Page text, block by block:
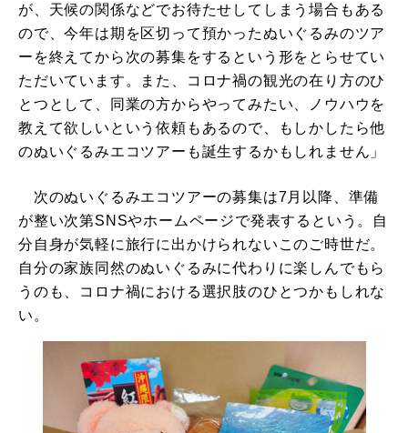
が、天候の関係などでお待たせしてしまう場合もある
ので、今年は期を区切って預かったぬいぐるみのツア
ーを終えてから次の募集をするという形をとらせてい
ただいています。また、コロナ禍の観光の在り方のひ
とつとして、同業の方からやってみたい、ノウハウを
教えて欲しいという依頼もあるので、もしかしたら他
のぬいぐるみエコツアーも誕生するかもしれません」
次のぬいぐるみエコツアーの募集は7月以降、準備
が整い次第SNSやホームページで発表するという。自
分自身が気軽に旅行に出かけられないこのご時世だ。
自分の家族同然のぬいぐるみに代わりに楽しんでもら
うのも、コロナ禍における選択肢のひとつかもしれな
い。